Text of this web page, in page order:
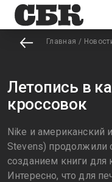
Главная /
Летопись в
кроссовок
Nike и американский
Stevens) продолжили
созданием книги для
Интересно, что для